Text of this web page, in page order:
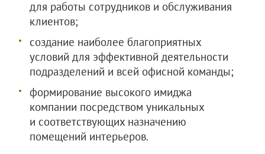
для работы сотрудников и обслуживания
клиентов;
создание наиболее благоприятных
условий для эффективной деятельности
подразделений и всей офисной команды;
формирование высокого имиджа
компании посредством уникальных
и соответствующих назначению
помещений интерьеров.